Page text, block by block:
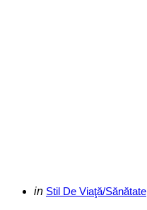
Categories
Posted
in Stil De Viaţă/Sănătate